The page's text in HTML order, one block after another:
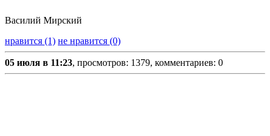
Василий Мирский
нравится (1) не нравится (0)
05 июля в 11:23, просмотров: 1379, комментариев: 0